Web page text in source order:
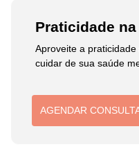
Praticidade
Aproveite a
cuidar de sua saúde
AGENDAR